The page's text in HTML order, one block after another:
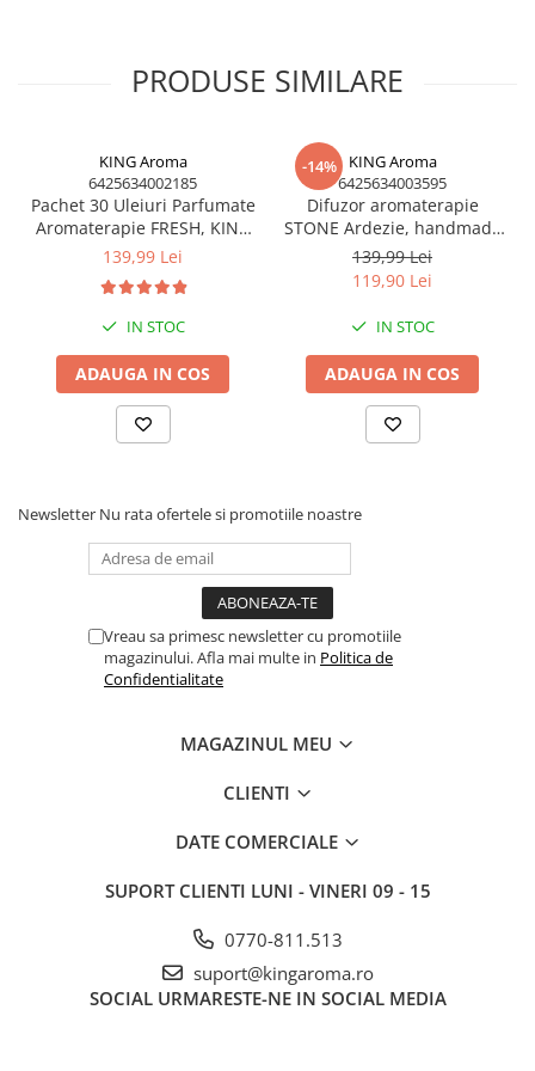
PRODUSE SIMILARE
KING Aroma
6425634002185
Pachet 30 Uleiuri Parfumate
Aromaterapie FRESH, KING
Aroma – Mix Revigorant
139,99 Lei
IN STOC
ADAUGA IN COS
-14%
KING Aroma
6425634003595
Difuzor aromaterapie
STONE Ardezie, handmade
in Romania, cu lumanare si
3 uleiuri aromaterapie 10
ml
139,99 Lei
119,90 Lei
IN STOC
ADAUGA IN COS
Newsletter Nu rata ofertele si promotiile noastre
Vreau sa primesc newsletter cu promotiile
magazinului. Afla mai multe in Politica de
Confidentialitate
MAGAZINUL MEU
CLIENTI
DATE COMERCIALE
SUPORT CLIENTI LUNI - VINERI 09 - 15
0770-811.513
suport@kingaroma.ro
SOCIAL URMARESTE-NE IN SOCIAL MEDIA